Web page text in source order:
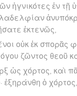
ἡγνικότες ἐν τῇ
ἐκτενῶς,
οὐκ ἐκ σπορᾶς
ζῶντος θεοῦ
ὡς χόρτος, καὶ
ἐξηράνθη ὁ